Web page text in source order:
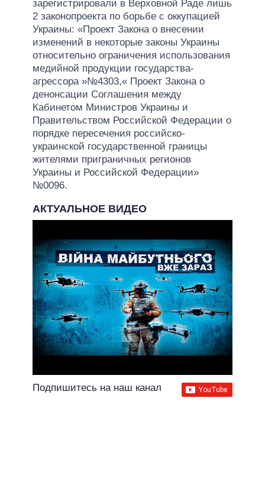
зарегистрировали в Верховной Раде лишь
2 законопроекта по борьбе с оккупацией
Украины: «Проект Закона о внесении
изменений в некоторые законы Украины
относительно ограничения использования
медийной продукции государства-
агрессора »№4303,« Проект Закона о
денонсации Соглашения между
Кабинетом Министров Украины и
Правительством Российской Федерации о
порядке пересечения российско-
украинской государственной границы
жителями приграничных регионов
Украины и Российской Федерации»
№0096.
АКТУАЛЬНОЕ ВИДЕО
Подпишитесь на наш канал